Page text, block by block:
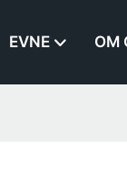
EVNE OM